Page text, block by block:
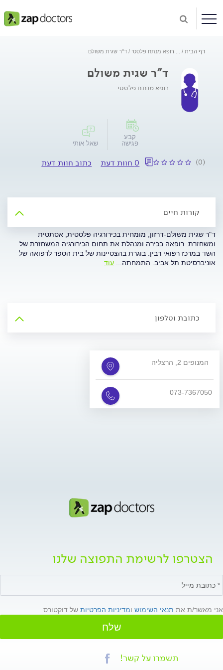
דף הבית רופא מנתח פלסטי ד"ר שגית משולם
ד"ר שגית משולם
רופא מנתח פלסטי
קבע
פגישה
שאל אותי
(0) 0 חוות דעת כתוב חוות דעת
קורות חיים
ד"ר שגית משולם-דרזון, מומחית בכירורגיה פלסטית, אסתטית
ומשחזרת. רופאה בכירה ומנהלת את תחום הכירורגיה המשחזרת של
השד במרכז רפואי רבין. בוגרת בהצטיינות של בית הספר לרפואה של
אוניברסיטת תל אביב. התמחתה... עוד
כתובת וטלפון
המנופים 2, הרצליה
073-7367050
הצטרפו לרשימת התפוצה שלנו
אני מאשר/ת את תנאי השימוש ומדיניות הפרטיות של דוקטורס
שלח
תשמרו על קשר!